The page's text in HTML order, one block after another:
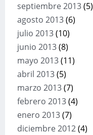
septiembre 2013(5)
agosto 2013(6)
julio 2013(10)
junio 2013(8)
mayo 2013(11)
abril 2013(5)
marzo 2013(7)
febrero 2013(4)
enero 2013(7)
diciembre 2012(4)